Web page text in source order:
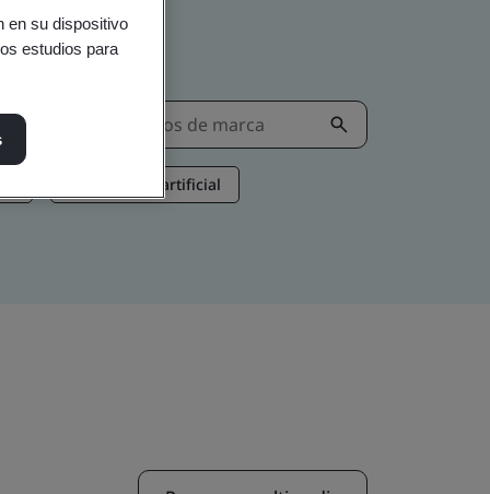
Inteligencia artificial
en su dispositivo
estudios para